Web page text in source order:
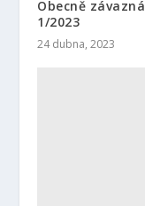
Obecně
1/2023
24 dubna, 2023